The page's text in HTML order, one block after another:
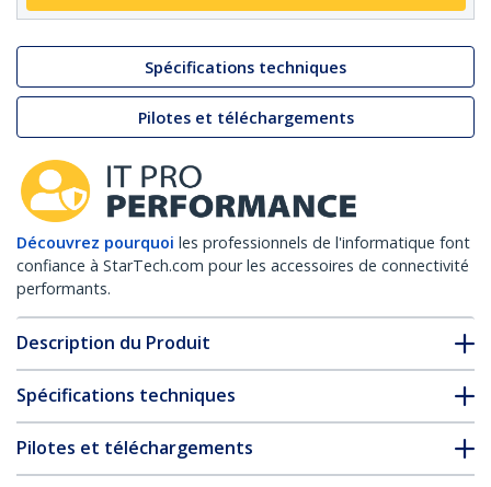
Spécifications techniques
Pilotes et téléchargements
Découvrez pourquoi les professionnels de l'informatique font
confiance à StarTech.com pour les accessoires de connectivité
performants.
Description du Produit
Spécifications techniques
Pilotes et téléchargements